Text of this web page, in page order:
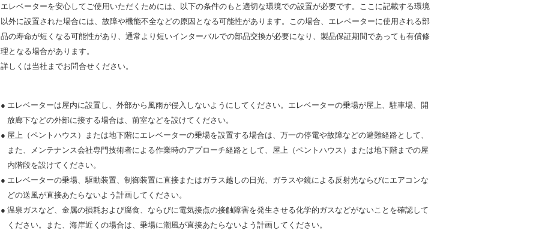
エレベーターを安心してご使用いただくためには、以下の条件のもと適切な環境での設置が必要です。ここに記載する環境
以外に設置された場合には、故障や機能不全などの原因となる可能性があります。この場合、エレベーターに使用される部
品の寿命が短くなる可能性があり、通常より短いインターバルでの部品交換が必要になり、製品保証期間であっても有償修
理となる場合があります。
詳しくは当社までお問合せください。
● エレベーターは屋内に設置し、外部から風雨が侵入しないようにしてください。エレベーターの乗場が屋上、駐車場、開
放廊下などの外部に接する場合は、前室などを設けてください。
● 屋上（ペントハウス）または地下階にエレベーターの乗場を設置する場合は、万一の停電や故障などの避難経路として、
また、メンテナンス会社専門技術者による作業時のアプローチ経路として、屋上（ペントハウス）または地下階までの屋
内階段を設けてください。
● エレベーターの乗場、駆動装置、制御装置に直接またはガラス越しの日光、ガラスや鏡による反射光ならびにエアコンな
どの送風が直接あたらないよう計画してください。
● 温泉ガスなど、金属の損耗および腐食、ならびに電気接点の接触障害を発生させる化学的ガスなどがないことを確認して
ください。また、海岸近くの場合は、乗場に潮風が直接あたらないよう計画してください。